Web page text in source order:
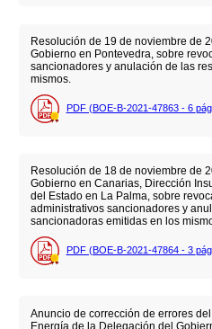
Resolución de 19 de noviembre de
Gobierno en Pontevedra, sobre
sancionadores y anulación de las
mismos.
PDF (BOE-B-2021-47863 - 6
Resolución de 18 de noviembre de
Gobierno en Canarias, Dirección
del Estado en La Palma, sobre
administrativos sancionadores y
sancionadoras emitidas en los
PDF (BOE-B-2021-47864 - 3
Anuncio de corrección de errores
Energía de la Delegación del